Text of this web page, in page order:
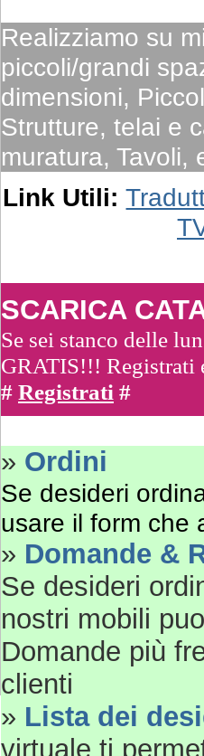
Realizziamo su
piccoli/grandi
dimensioni,
Strutture, telai e
muratura, Tavoli,
Link Utili:
SCARICA
Se sei stanco delle
GRATIS!!! Registrati
# Registrati #
» Ordini
Se desideri
usare il form che
» Domande &
Se desideri
nostri mobili
Domande più
clienti
» Lista dei
virtuale ti